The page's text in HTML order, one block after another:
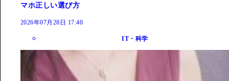
マホ正しい選び方
2026年07月28日 17:40
IT・科学